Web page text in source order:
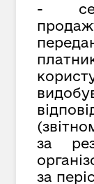
-
за
за